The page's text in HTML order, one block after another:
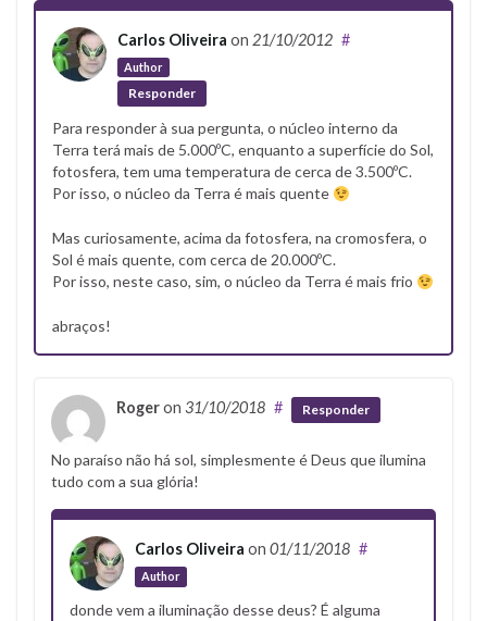
Carlos Oliveira on 21/10/2012
Author
#
Responder
Para responder à sua pergunta, o núcleo interno da
Terra terá mais de 5.000ºC, enquanto a superfície do Sol,
fotosfera, tem uma temperatura de cerca de 3.500ºC.
Por isso, o núcleo da Terra é mais quente
Mas curiosamente, acima da fotosfera, na cromosfera, o
Sol é mais quente, com cerca de 20.000ºC.
Por isso, neste caso, sim, o núcleo da Terra é mais frio
abraços!
Rogeron 31/10/2018 # Responder
No paraíso não há sol, simplesmente é Deus que ilumina
tudo com a sua glória!
Carlos Oliveira on 01/11/2018
Author
#
donde vem a iluminação desse deus? É alguma